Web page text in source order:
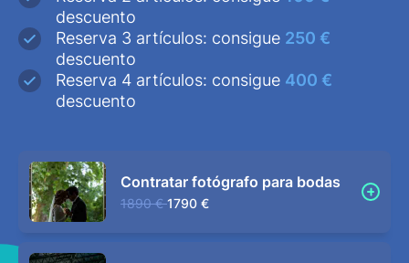
descuento
Reserva 3 artículos: consigue 250 €
descuento
Reserva 4 artículos: consigue 400 €
descuento
Contratar fotógrafo para bodas
1890 € 1790 €